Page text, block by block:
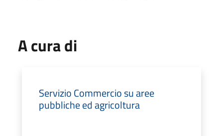
A cura di
Servizio Commercio su aree
pubbliche ed agricoltura